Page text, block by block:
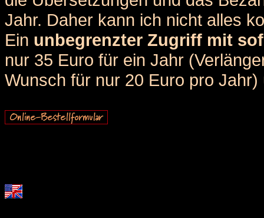
Jahr. Daher kann ich nicht alles
Ein unbegrenzter Zugriff mit
nur 35 Euro für ein Jahr
Wunsch für nur 20 Euro pro